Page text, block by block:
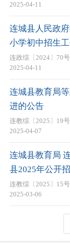
2025-04-11
连城县人民政
小学初中招生
连政综〔2024〕70号
2025-04-11
连城县教育局
进的公告
连教综〔2025〕19号
2025-04-07
连城县教育局
县2025年公开
连教综〔2025〕15号
2025-03-06